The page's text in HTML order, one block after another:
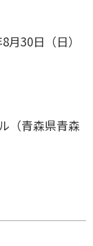
月30日（日）
（青森県青森